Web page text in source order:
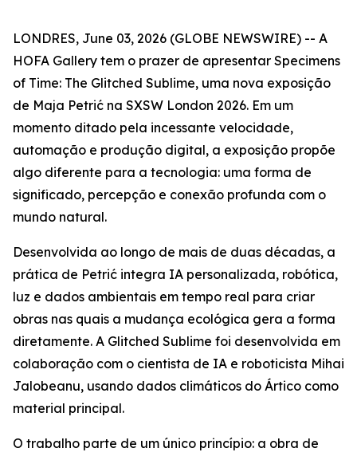
LONDRES, June 03, 2026 (GLOBE NEWSWIRE) -- A
HOFA Gallery tem o prazer de apresentar Specimens
of Time: The Glitched Sublime, uma nova exposição
de Maja Petrić na SXSW London 2026. Em um
momento ditado pela incessante velocidade,
automação e produção digital, a exposição propõe
algo diferente para a tecnologia: uma forma de
significado, percepção e conexão profunda com o
mundo natural.
Desenvolvida ao longo de mais de duas décadas, a
prática de Petrić integra IA personalizada, robótica,
luz e dados ambientais em tempo real para criar
obras nas quais a mudança ecológica gera a forma
diretamente. A Glitched Sublime foi desenvolvida em
colaboração com o cientista de IA e roboticista Mihai
Jalobeanu, usando dados climáticos do Ártico como
material principal.
O trabalho parte de um único princípio: a obra de